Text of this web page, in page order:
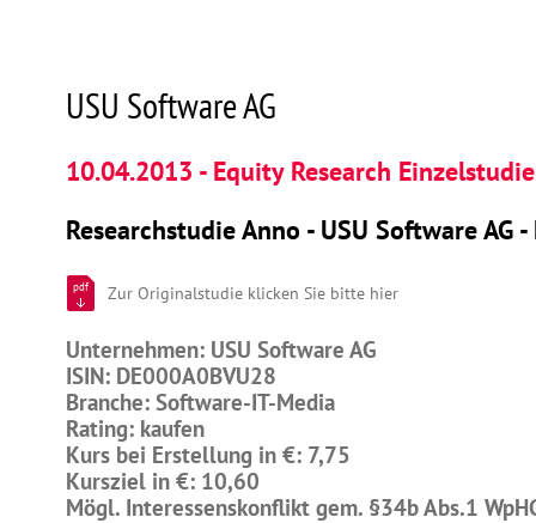
USU Software AG
10.04.2013 - Equity Research
Researchstudie Anno - USU Software AG
pdf Zur Originalstudie klicken Sie bitte hier
Unternehmen: USU Software AG
ISIN: DE000A0BVU28
Branche: Software-IT-Media
Rating: kaufen
Kurs bei Erstellung in €: 7,75
Kursziel in €: 10,60
Mögl. Interessenskonflikt gem. §34b Abs.1